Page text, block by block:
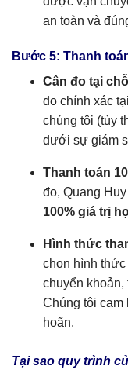
an toàn và
Bước 5: Thanh
Cân đo tại
đo chính xác
chúng tôi (tùy
dưới sự giám
Thanh toán
đo, Quang
100% giá trị
Hình thức
chọn hình thức
chuyển khoản,
Chúng tôi cam
hoãn.
Tại sao quy trình